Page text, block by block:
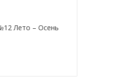
Лето – Осень